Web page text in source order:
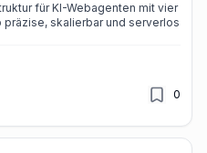
für KI-Webagenten mit vier
präzise, skalierbar und serverlos
0